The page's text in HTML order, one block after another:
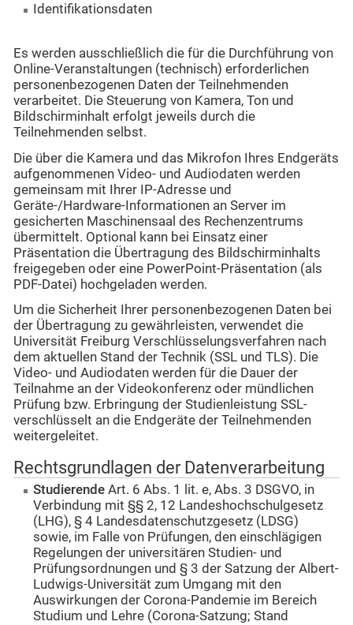
Identifikationsdaten
Es werden ausschließlich die für die Durchführung von
Online-Veranstaltungen (technisch) erforderlichen
personenbezogenen Daten der Teilnehmenden
verarbeitet. Die Steuerung von Kamera, Ton und
Bildschirminhalt erfolgt jeweils durch die
Teilnehmenden selbst.
Die über die Kamera und das Mikrofon Ihres Endgeräts
aufgenommenen Video- und Audiodaten werden
gemeinsam mit Ihrer IP-Adresse und
Geräte-/Hardware-Informationen an Server im
gesicherten Maschinensaal des Rechenzentrums
übermittelt. Optional kann bei Einsatz einer
Präsentation die Übertragung des Bildschirminhalts
freigegeben oder eine PowerPoint-Präsentation (als
PDF-Datei) hochgeladen werden.
Um die Sicherheit Ihrer personenbezogenen Daten bei
der Übertragung zu gewährleisten, verwendet die
Universität Freiburg Verschlüsselungsverfahren nach
dem aktuellen Stand der Technik (SSL und TLS). Die
Video- und Audiodaten werden für die Dauer der
Teilnahme an der Videokonferenz oder mündlichen
Prüfung bzw. Erbringung der Studienleistung SSL-
verschlüsselt an die Endgeräte der Teilnehmenden
weitergeleitet.
Rechtsgrundlagen der Datenverarbeitung
Studierende Art. 6 Abs. 1 lit. e, Abs. 3 DSGVO, in
Verbindung mit §§ 2, 12 Landeshochschulgesetz
(LHG), § 4 Landesdatenschutzgesetz (LDSG)
sowie, im Falle von Prüfungen, den einschlägigen
Regelungen der universitären Studien- und
Prüfungsordnungen und § 3 der Satzung der Albert-
Ludwigs-Universität zum Umgang mit den
Auswirkungen der Corona-Pandemie im Bereich
Studium und Lehre (Corona-Satzung; Stand